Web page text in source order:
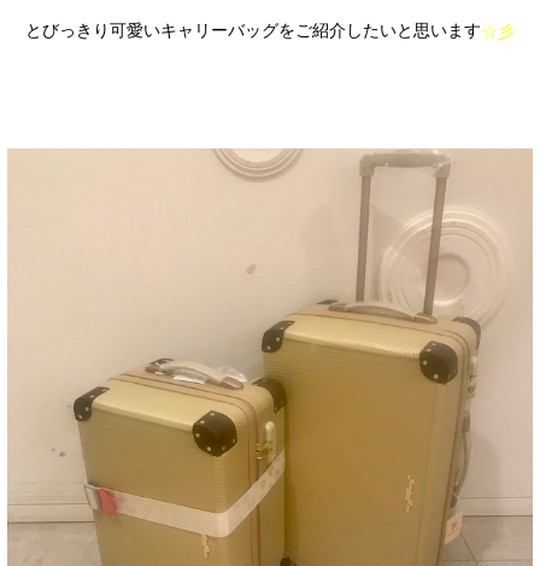
とびっきり可愛いキャリーバッグをご紹介したいと思います☆彡